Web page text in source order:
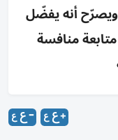
ويصرّح أنه يفضّل
غير الفورمولا 1 لأن متابعة منافسة